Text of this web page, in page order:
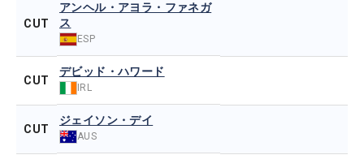
CUT
アンヘル・アヨラ・ファネガ
ス
ESP
CUT
デビッド・ハワード
IRL
CUT
ジェイソン・デイ
AUS